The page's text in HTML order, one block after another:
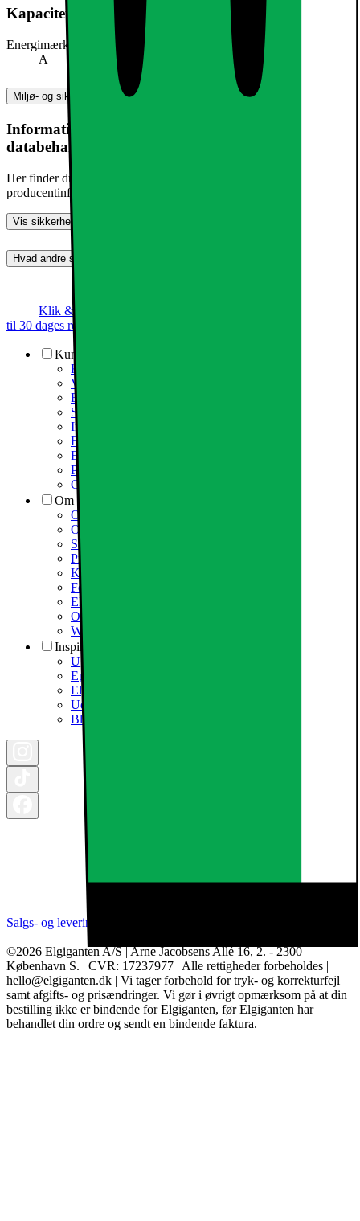
Kapacitet, forbrug og strøm
Energimærke
A
Miljø- og sikkerhedsoplysninger
Information om produktsikkerhed og
databehandling
Her finder du information om generel produktsikkerhed og
producentinformation
Vis sikkerhedsoplysninger
Hvad andre synes (0)
Klik & Hent
til 30 dages returret
Kundeservice
Kundeservice
Varehuse / åbningstider
Elgigantens kundefordele
Services
Information om spam/phishing-emails og SMS
Fortrydelsesret
Elgigantens privatlivspolitik
Partner
Cookiepolitik
Om Elgiganten
Om Elkjøp Nordic
Om Elgiganten
Samfundsansvar
Presseinformation
Karriere i Elgiganten
Fødevarestyrelsen smiley
Elgigantens Kundeklub
Om Elgiganten Erhverv
Whistleblowing i organisationen
Inspiration
Ugens tilbud - og andre gode priser
Epoq køkken & bryggers
Elgigantens Magasin
Udsalg
Black Friday 2026
Salgs- og leveringsbetingelser
©2026 Elgiganten A/S | Arne Jacobsens Allé 16, 2. - 2300
København S. | CVR: 17237977 | Alle rettigheder forbeholdes |
hello@elgiganten.dk | Vi tager forbehold for tryk- og korrekturfejl
samt afgifts- og prisændringer. Vi gør i øvrigt opmærksom på at din
bestilling ikke er bindende for Elgiganten, før Elgiganten har
behandlet din ordre og sendt en bindende faktura.